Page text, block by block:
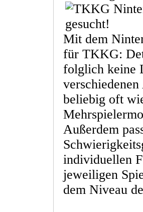
Mit dem
für TKKG:
folglich keine
beliebig oft
Außerdem
individuellen
jeweiligen
dem Niveau